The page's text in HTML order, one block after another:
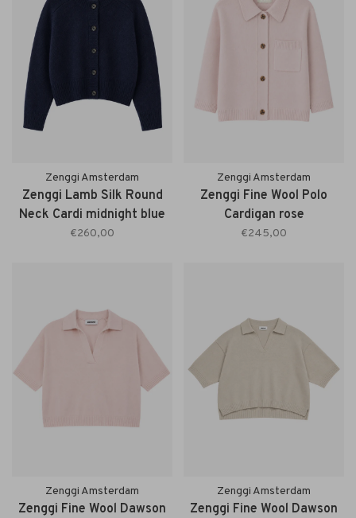
Zenggi Amsterdam
Zenggi Lamb Silk Round
Neck Cardi midnight blue
€260,00
Zenggi Amsterdam
Zenggi Fine Wool Polo
Cardigan rose
€245,00
Zenggi Amsterdam
Zenggi Fine Wool Dawson
Zenggi Amsterdam
Zenggi Fine Wool Dawson